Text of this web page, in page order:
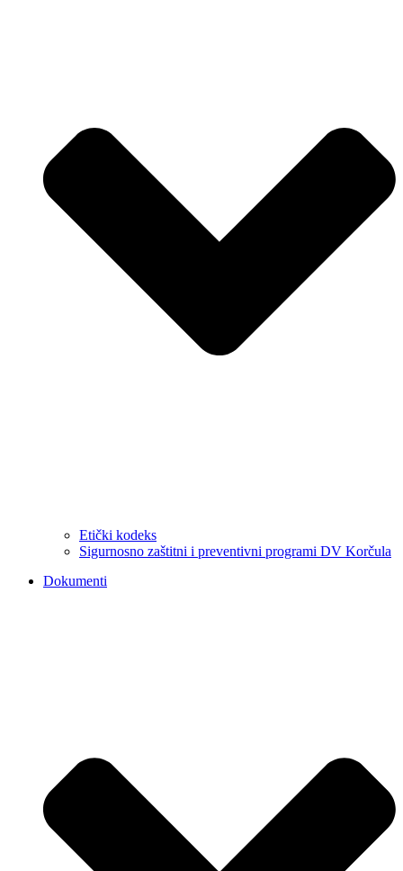
Etički kodeks
Sigurnosno zaštitni i preventivni programi DV Korčula
Dokumenti